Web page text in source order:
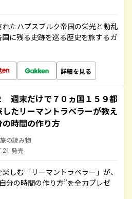
れたハプスブルク帝国の栄光と動乱
に残る史跡を巡る歴史を旅するガ
詳細を見る
週末だけで７０ヵ国１５９都
たリーマントラベラーが教え
の時間の作り方
の読み物
発売
しむ「リーマントラベラー」が、
分の時間の作り方”を全力プレゼ